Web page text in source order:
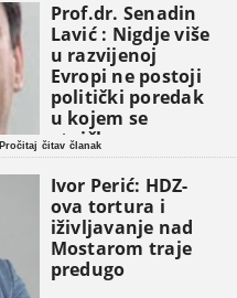
Prof.dr. Senadin
Lavić : Nigdje više
u razvijenoj
Evropi ne postoji
politički poredak
u kojem se
etničke grupe
pojavljuju kao
osnovne
političke jedinice
Pročitaj čitav članak
Ivor Perić: HDZ-
ova tortura i
iživljavanje nad
Mostarom traje
predugo